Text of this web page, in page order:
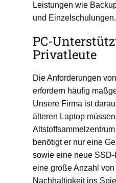
Leistungen wie
und Einzelschulungen.
PC-
Privatleute
Die Anforderungen
erfordern häufig
Unsere Firma ist
älteren Laptop
benötigt er nur eine
sowie eine neue
eine große Anzahl
Nachhaltigkeit ins